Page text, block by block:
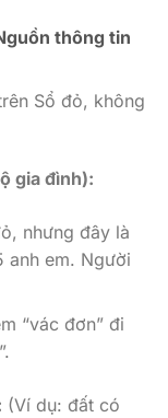
thông tin
Sổ đỏ, không
gia đình):
nhưng đây là
anh em. Người
“vác đơn” đi
(Ví dụ: đất có